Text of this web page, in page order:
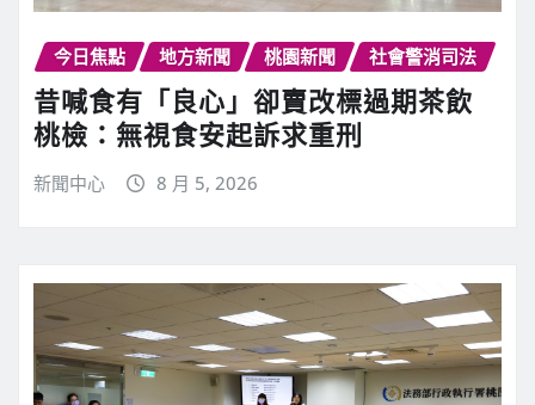
今日焦點 地方新聞 桃園新聞 社會警消司法
昔喊食有「良心」卻賣改標過期茶飲
桃檢：無視食安起訴求重刑
新聞中心 8 月 5, 2026